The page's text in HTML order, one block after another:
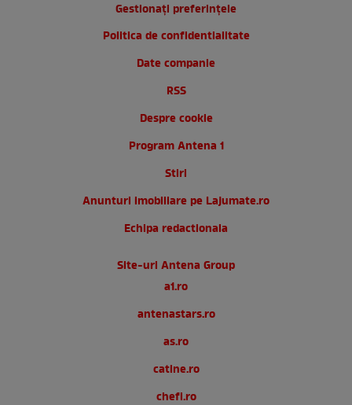
Gestionați preferințele
Politica de confidentialitate
Date companie
RSS
Despre cookie
Program Antena 1
Stiri
Anunturi imobiliare pe Lajumate.ro
Echipa redactionala
Site-uri Antena Group
a1.ro
antenastars.ro
as.ro
catine.ro
chefi.ro